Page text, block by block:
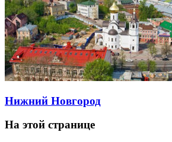
Нижний Новгород
На этой странице